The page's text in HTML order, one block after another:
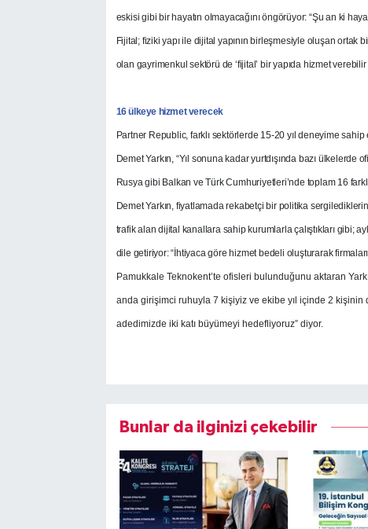
eskisi gibi bir hayatın olmayacağını öngörüyor: “Şu an ki
Fijital; fiziki yapı ile dijital yapının birleşmesiyle oluşan ortak
olan gayrimenkul sektörü de ‘fijital’ bir yapıda hizmet
16 ülkeye hizmet verecek
Partner Republic, farklı sektörlerde 15-20 yıl deneyime
Demet Yarkın, “Yıl sonuna kadar yurtdışında bazı
Rusya gibi Balkan ve Türk Cumhuriyetleri’nde toplam 16
Demet Yarkın, fiyatlamada rekabetçi bir politika
trafik alan dijital kanallara sahip kurumlarla çalıştıkları gibi;
dile getiriyor: “İhtiyaca göre hizmet bedeli oluşturarak
Pamukkale Teknokent’te ofisleri bulunduğunu aktaran
anda girişimci ruhuyla 7 kişiyiz ve ekibe yıl içinde 2 kişinin
adedimizde iki katı büyümeyi hedefliyoruz” diyor.
Bunlar da ilginizi çekebilir